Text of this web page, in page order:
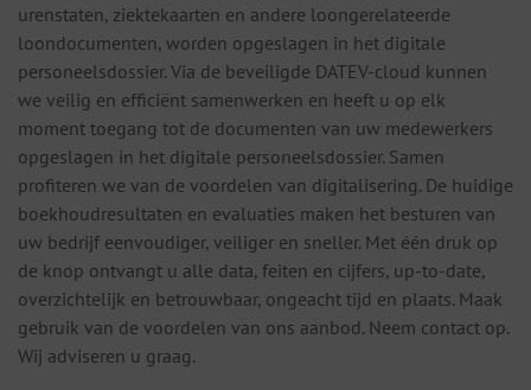
urenstaten, ziektekaarten en andere loongerelateerde
loondocumenten, worden opgeslagen in het digitale
personeelsdossier. Via de beveiligde DATEV-cloud kunnen
we veilig en efficiënt samenwerken en heeft u op elk
moment toegang tot de documenten van uw medewerkers
opgeslagen in het digitale personeelsdossier. Samen
profiteren we van de voordelen van digitalisering. De huidige
boekhoudresultaten en evaluaties maken het besturen van
uw bedrijf eenvoudiger, veiliger en sneller. Met één druk op
de knop ontvangt u alle data, feiten en cijfers, up-to-date,
overzichtelijk en betrouwbaar, ongeacht tijd en plaats. Maak
gebruik van de voordelen van ons aanbod. Neem contact op.
Wij adviseren u graag.